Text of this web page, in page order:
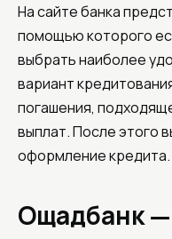
На сайте банка
помощью которого
выбрать наиболее
вариант
погашения,
выплат. После этого
оформление кредита.
Ощадбанк —